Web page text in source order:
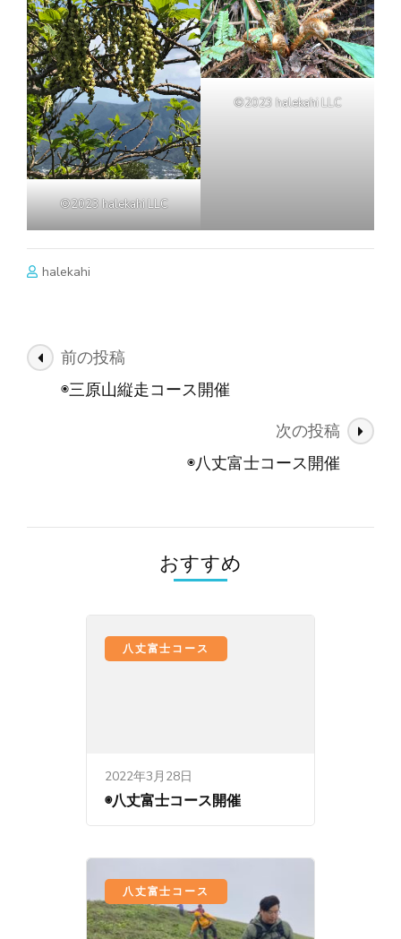
©2023 halekahi LLC
©2023 halekahi LLC
halekahi
投
シ
前の投稿
◉三原山縦走コース開催
次の投稿
◉八丈富士コース開催
おすすめ
八丈富士コース
2022年3月28日
◉八丈富士コース開催
八丈富士コース